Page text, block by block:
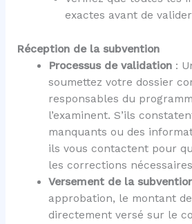
exactes avant de
Réception de la subvention
Processus de validation :
soumettez votre dossier
responsables du
l’examinent. S’ils
manquants ou des
ils vous contactent pour
les corrections
Versement de la
approbation, le montant de
directement versé sur le